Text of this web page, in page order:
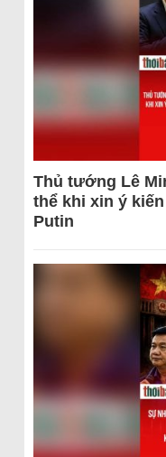
Thủ tướng Lê
thể khi xin ý
Putin